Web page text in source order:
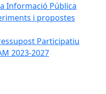
Informació Pública
i propostes
Participatiu
2023-2027